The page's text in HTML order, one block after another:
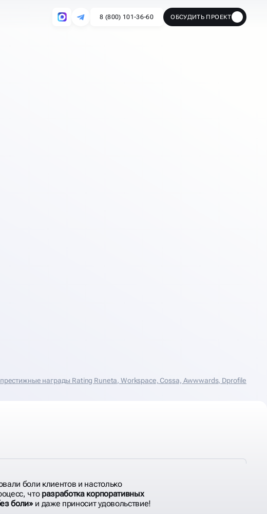
8 (800) 101-36-60 ОБСУДИТЬ ПРОЕКТ
награды Rating Runeta, Workspace, Cossa, Аwwwards, Dprofile
боли клиентов и настолько
что разработка корпоративных
боли»и даже приносит удовольствие!